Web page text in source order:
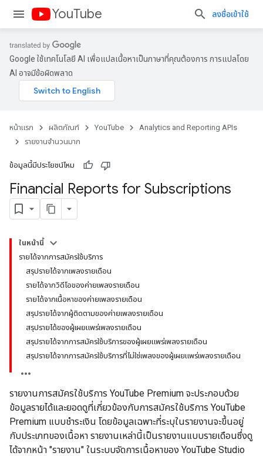
YouTube ลงชื่อเข้าใช้
Google ใช้เทคโนโลยี AI เพื่อแปลเนื้อหาเป็นภาษาที่คุณต้องการ การแปลโดย
AI อาจมีข้อผิดพลาด
หน้าแรก ผลิตภัณฑ์ YouTube
Analytics and Reporting APIs
รายงานจํานวนมาก
ข้อมูลนี้มีประโยชน์ไหม
Financial Reports for Subscriptions
ในหน้านี้
รายได้จากการสมัครใช้บริการ
สรุปรายได้จากเพลงรายเดือน
รายได้จากวิดีโอของค่ายเพลงรายเดือน
รายได้จากเนื้อหาของค่ายเพลงรายเดือน
สรุปรายได้จากผู้ติดตามของค่ายเพลงรายเดือน
สรุปรายได้ของผู้เผยแพร่เพลงรายเดือน
สรุปรายได้จากการสมัครใช้บริการของผู้เผยแพร่เพลงรายเดือน
สรุปรายได้จากการสมัครใช้บริการที่ไม่ใช่เพลงของผู้เผยแพร่เพลงรายเดือน
รายงานการสมัครใช้บริการ YouTube Premium จะประกอบด้วย
ข้อมูลรายได้และยอดดูที่เกี่ยวข้องกับการสมัครใช้บริการ YouTube
Premium แบบชำระเงิน โดยข้อมูลเฉพาะที่ระบุในรายงานจะขึ้นอยู่
กับประเภทของเนื้อหา รายงานเหล่านี้เป็นรายงานแบบรายเดือนซึ่งดู
ได้จากหน้า "รายงาน" ในระบบจัดการเนื้อหาของ YouTube Studio